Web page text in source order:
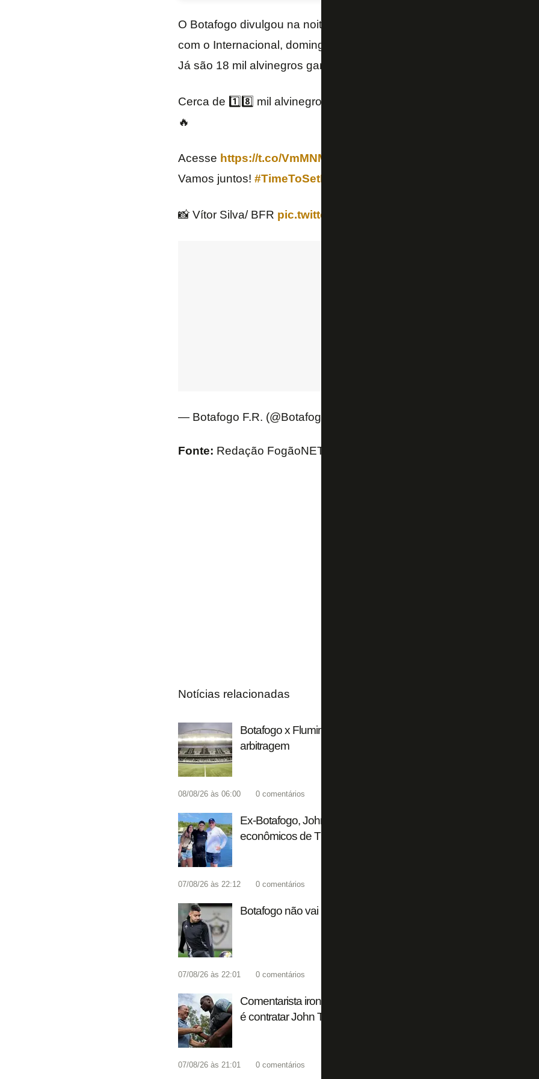
O Botafogo divulgou na noite deste sábado parcial de venda de
com o Internacional, domingo, no Estádio Nilton Santos, pelo
Já são 18 mil alvinegros garantidos na partida.
Cerca de 1️⃣8️⃣ mil alvinegros confirmados para a partida entre
🔥
Acesse https://t.co/VmMNMgzpug
Vamos juntos! #TimeToSetFire
📸 Vítor Silva/ BFR pic.twitter.com/KaGKr0Ax7s
— Botafogo F.R. (@Botafogo)
Fonte: Redação FogãoNET
Notícias relacionadas
Botafogo x Fluminense: onde assistir, escalações, desfalques,
arbitragem
08/08/26 às 06:00 0 comentários
Ex-Botafogo, John Textor explica operação que antecipou
econômicos de Thiago Almada
07/08/26 às 22:12 0 comentários
Botafogo não vai insistir por Pedro Bicalho após chegada de
07/08/26 às 22:01 0 comentários
Comentarista ironiza Flamengo: 'Plano A era Almada, plano B
é contratar John Textor. Que vontade de ser Botafogo'
07/08/26 às 21:01 0 comentários